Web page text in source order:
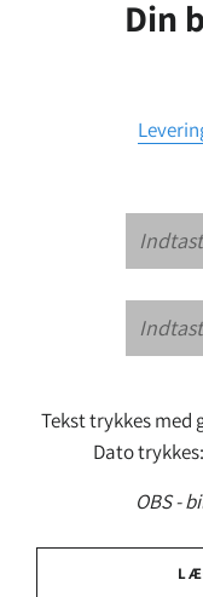
Din
Tekst trykkes med
Dato
OBS -